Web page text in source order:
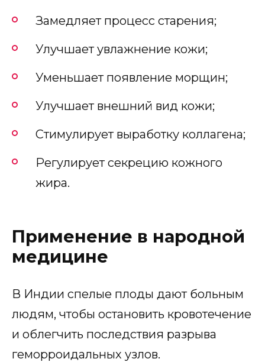
Замедляет процесс старения;
Улучшает увлажнение кожи;
Уменьшает появление морщин;
Улучшает внешний вид кожи;
Стимулирует выработку коллагена;
Регулирует секрецию кожного
жира.
Применение в народной
медицине
В Индии спелые плоды дают больным
людям, чтобы остановить кровотечение
и облегчить последствия разрыва
геморроидальных узлов.